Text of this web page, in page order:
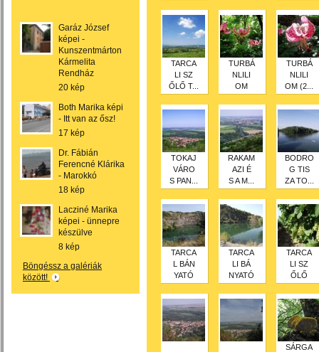
Garáz József
képei -
Kunszentmárton
Kármelita
Rendház
20 kép
Both Marika képi
- Itt van az ősz!
17 kép
Dr. Fábián
Ferencné Klárika
- Marokkó
18 kép
Lacziné Marika
képei - ünnepre
készülve
8 kép
Böngéssz a galériák
között!
TARCA
LI SZ
ŐLŐ T...
TURBÁ
NLILI
OM
TURBÁ
NLILI
OM (2...
TOKAJ
VÁRO
S PAN...
RAKAM
AZI É
S A M...
BODRO
G TIS
ZA TO...
TARCA
L BÁN
YATÓ
TARCA
LI BÁ
NYATÓ
TARCA
LI SZ
ŐLŐ
SÁRGA